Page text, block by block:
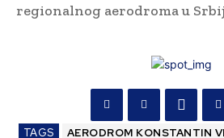
regionalnog aerodroma u
TAGS AERODROM KONSTANTIN